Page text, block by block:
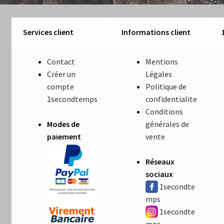
Luminaires
Mentions Légales
Mon compte
Nautilus – Tome 1 – Les Machines Fondatrices
Nautilus – Tome 2 – Les Artefacts Retrouvés
Services client Informations client
Contact
Créer un
compte
1secondtemps
Modes de
paiement
Mentions
Légales
Politique de
confidentialite
Conditions
générales de
vente
Réseaux
sociaux
1secondte
mps
1secondte